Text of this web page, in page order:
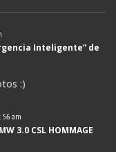
Inteligente” de
:)
56 am
3.0 CSL HOMMAGE